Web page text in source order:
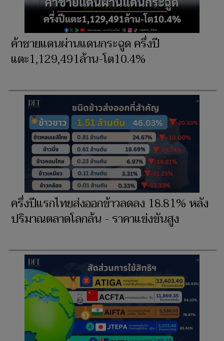
ค้าชายแดนผ่านแดนกระฉูด ครึ่งปี
แตะ1,129,491ล้าน-โต10.4%
ครึ่งปีแรกไทยส่งออกข้าวลดลง 18.81% หลัง
ปริมาณตลาดโลกล้น - ราคาแข่งขันสูง